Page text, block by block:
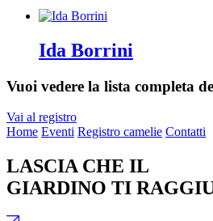
Ida Borrini
Vuoi vedere la lista completa
Vai al registro
Home Eventi Registro camelie Contatti
LASCIA CHE IL
GIARDINO TI